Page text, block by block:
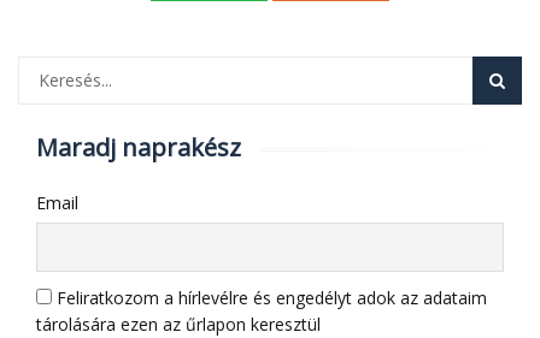
Maradj naprakész
Email
Feliratkozom a hírlevélre és engedélyt adok az adataim
tárolására ezen az űrlapon keresztül